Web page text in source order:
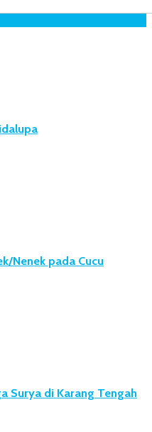
Nenek pada Cucu
Surya di Karang Tengah